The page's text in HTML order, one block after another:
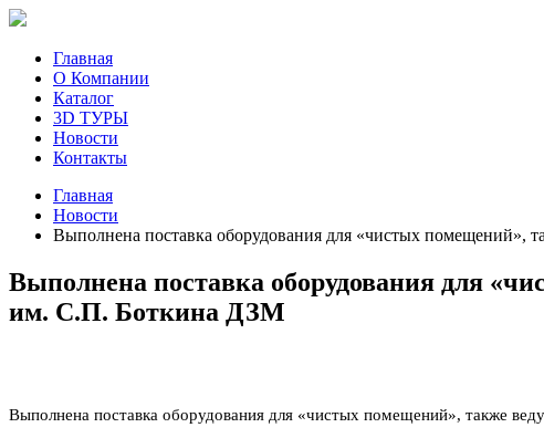
Главная
О Компании
Каталог
3D ТУРЫ
Новости
Контакты
Главная
Новости
Выполнена поставка оборудования для «чистых
Выполнена поставка оборудования для
им. С.П. Боткина ДЗМ
Выполнена поставка оборудования для «чистых помещений», также